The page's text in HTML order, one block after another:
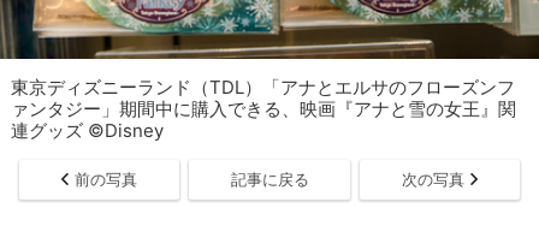
東京ディズニーランド（TDL）「アナとエルサのフローズンフ
ァンタジー」期間中に購入できる、映画『アナと雪の女王』関
連グッズ ©Disney
前の写真 記事に戻る 次の写真